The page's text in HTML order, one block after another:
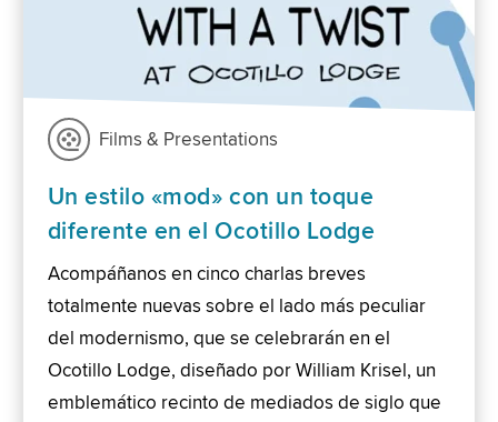
Films & Presentations
Un estilo «mod» con un toque
diferente en el Ocotillo Lodge
Acompáñanos en cinco charlas breves
totalmente nuevas sobre el lado más peculiar
del modernismo, que se celebrarán en el
Ocotillo Lodge, diseñado por William Krisel, un
emblemático recinto de mediados de siglo que